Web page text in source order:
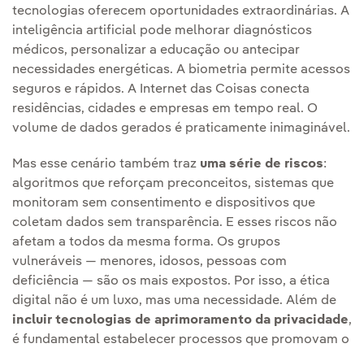
tecnologias oferecem oportunidades extraordinárias. A
inteligência artificial pode melhorar diagnósticos
médicos, personalizar a educação ou antecipar
necessidades energéticas. A biometria permite acessos
seguros e rápidos. A Internet das Coisas conecta
residências, cidades e empresas em tempo real. O
volume de dados gerados é praticamente inimaginável.
Mas esse cenário também traz uma série de riscos:
algoritmos que reforçam preconceitos, sistemas que
monitoram sem consentimento e dispositivos que
coletam dados sem transparência. E esses riscos não
afetam a todos da mesma forma. Os grupos
vulneráveis — menores, idosos, pessoas com
deficiência — são os mais expostos. Por isso, a ética
digital não é um luxo, mas uma necessidade. Além de
incluir tecnologias de aprimoramento da privacidade,
é fundamental estabelecer processos que promovam o